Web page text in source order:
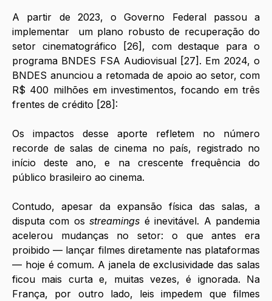
A partir de 2023, o Governo Federal passou a
implementar  um plano robusto de recuperação do
setor cinematográfico [26], com destaque para o
programa BNDES FSA Audiovisual [27]. Em 2024, o
BNDES anunciou a retomada de apoio ao setor, com
R$ 400 milhões em investimentos, focando em três
frentes de crédito [28]:
Os impactos desse aporte refletem no número
recorde de salas de cinema no país, registrado no
início deste ano, e na crescente frequência do
público brasileiro ao cinema.
Contudo, apesar da expansão física das salas, a
disputa com os streamings é inevitável. A pandemia
acelerou mudanças no setor: o que antes era
proibido — lançar filmes diretamente nas plataformas
— hoje é comum. A janela de exclusividade das salas
ficou mais curta e, muitas vezes, é ignorada. Na
França, por outro lado, leis impedem que filmes